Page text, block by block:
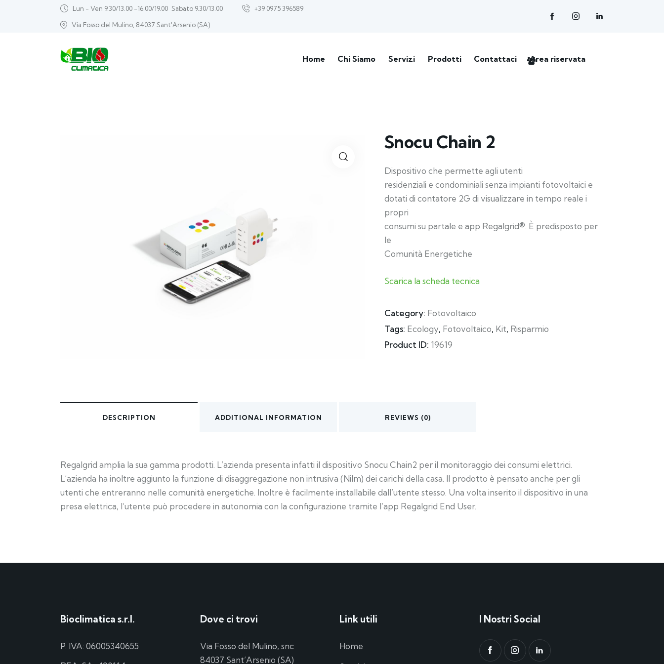
Lun - Ven 9.30/13.00 -16.00/19.00 Sabato 9.30/13.00 +39 0975 396589
Via Fosso del Mulino, 84037 Sant'Arsenio (SA)
Home Chi Siamo Servizi Prodotti Contattaci Area riservata
Snocu Chain 2
Dispositivo che permette agli utenti
residenziali e condominiali senza impianti fotovoltaici e
dotati di contatore 2G di visualizzare in tempo reale i
propri
consumi su partale e app Regalgrid®. È predisposto per
le
Comunità Energetiche
Scarica la scheda tecnica
Category: Fotovoltaico
Tags: Ecology, Fotovoltaico, Kit, Risparmio
Product ID: 19619
DESCRIPTION ADDITIONAL INFORMATION REVIEWS (0)
Regalgrid amplia la sua gamma prodotti. L’azienda presenta infatti il dispositivo Snocu Chain2 per il monitoraggio dei consumi elettrici.
L’azienda ha inoltre aggiunto la funzione di disaggregazione non intrusiva (Nilm) dei carichi della casa. Il prodotto è pensato anche per gli
utenti che entreranno nelle comunità energetiche. Inoltre è facilmente installabile dall’utente stesso. Una volta inserito il dispositivo in una
presa elettrica, l’utente può procedere in autonomia con la configurazione tramite l’app Regalgrid End User.
Bioclimatica s.r.l.
P. IVA: 06005340655
Dove ci trovi
Via Fosso del Mulino, snc
84037 Sant’Arsenio (SA)
Link utili
Home
I Nostri Social